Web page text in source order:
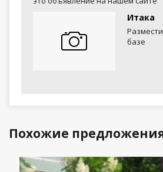
Итака
базе
Похожие